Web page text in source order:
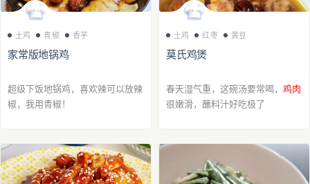
土鸡 青椒 香芋
家常版地锅鸡
超级下饭地锅鸡，喜欢辣可以放辣
椒，我用青椒！
土鸡 红枣 黄豆
莫氏鸡煲
春天湿气重，这碗汤要常喝， 鸡肉
很嫩滑，蘸料汁好吃极了